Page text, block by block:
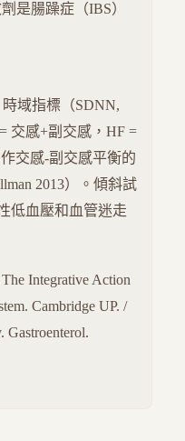
是腸躁症（IBS）
域指標（SDNN,
交感+副交感，HF =
交感-副交感平衡的
2013）。傾斜試
低血壓和血管迷走
Integrative Action
Cambridge UP. /
Gastroenterol.